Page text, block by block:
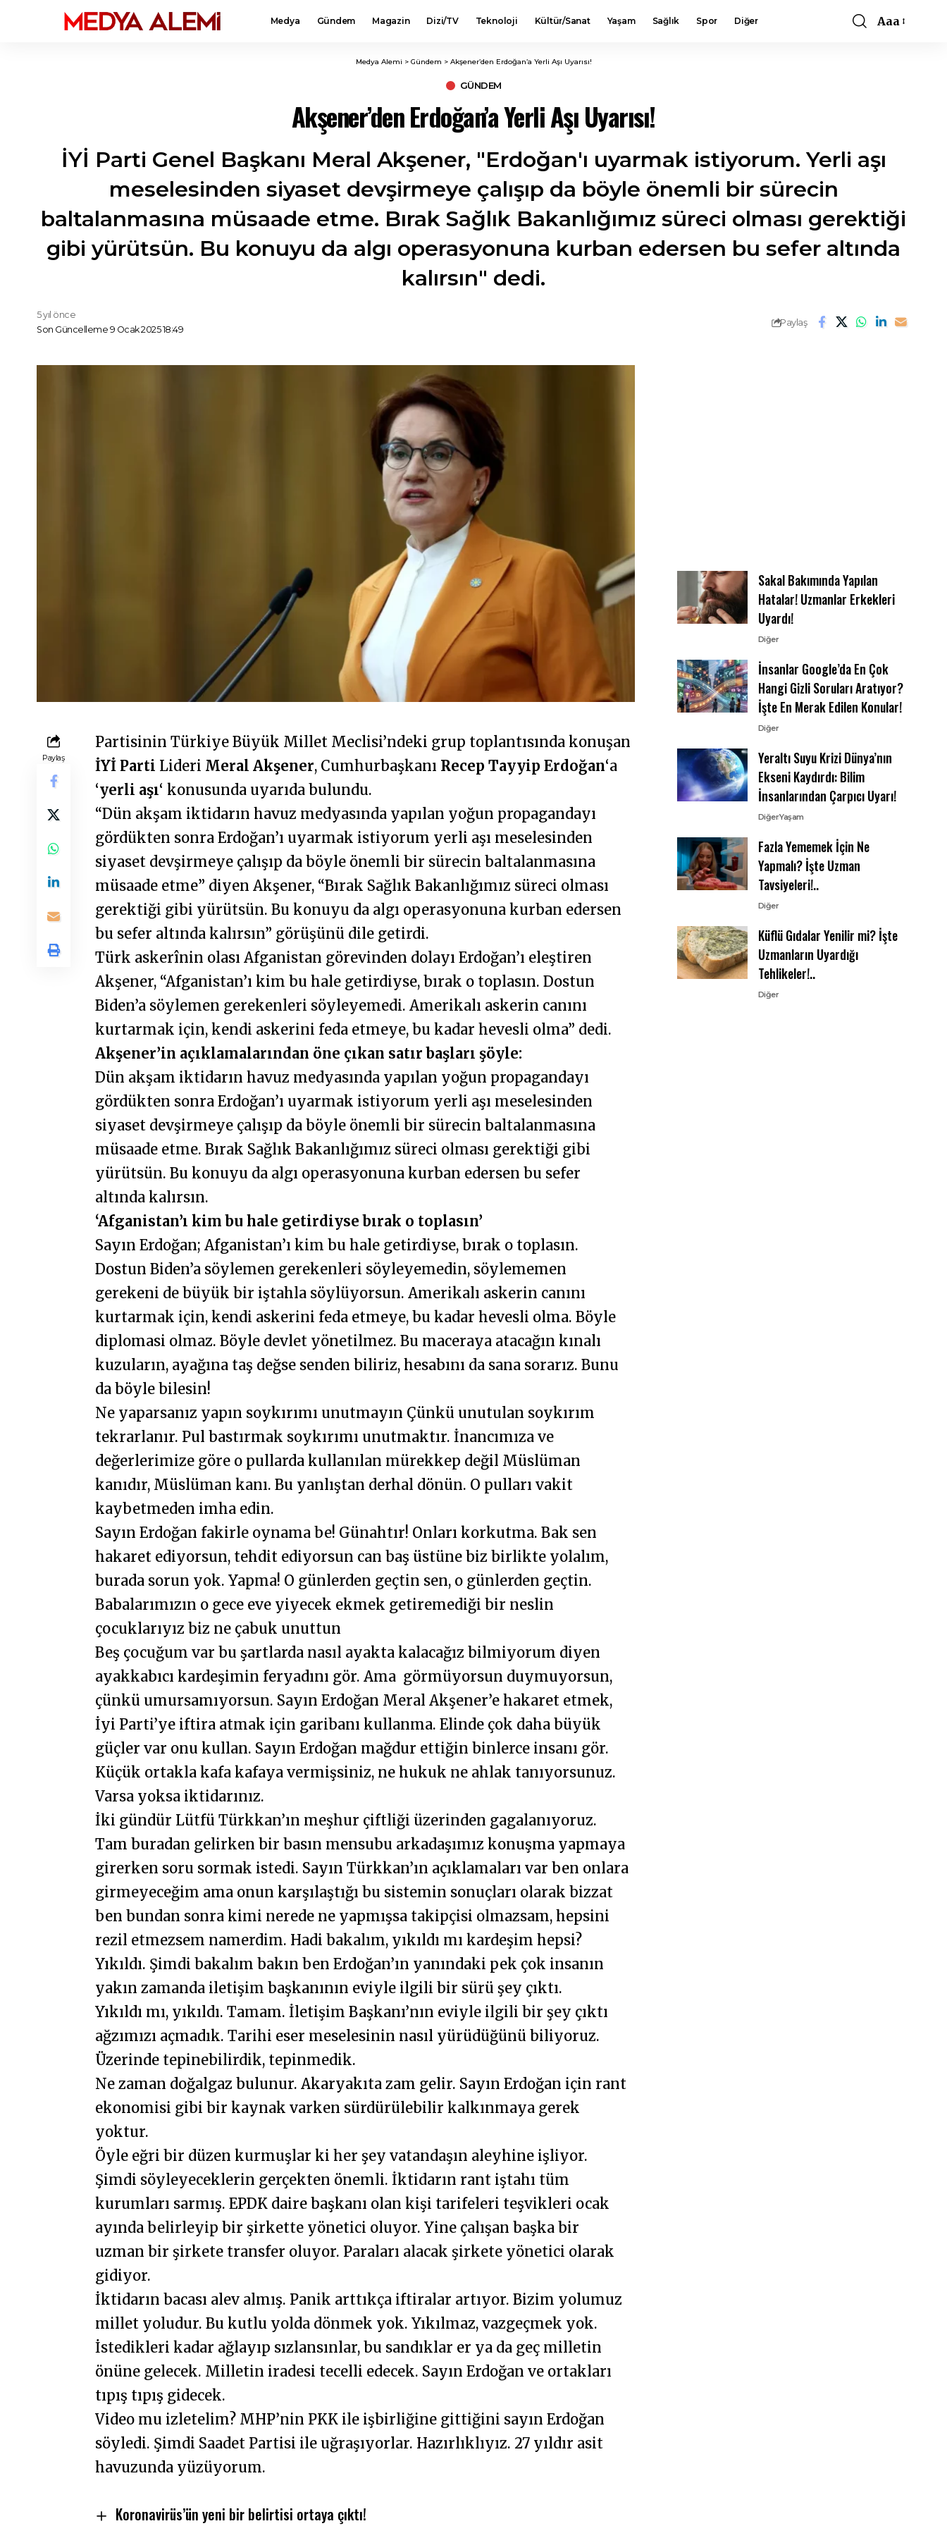
Medya Gündem Magazin Dizi/TV Teknoloji Kültür/Sanat Yaşam Sağlık Spor Diğer
Font
Aaa
Medya Alemi > Gündem > Akşener’den Erdoğan’a Yerli Aşı Uyarısı!
GÜNDEM
Akşener’den Erdoğan’a Yerli Aşı Uyarısı!
İYİ Parti Genel Başkanı Meral Akşener, "Erdoğan'ı uyarmak istiyorum. Yerli aşı
meselesinden siyaset devşirmeye çalışıp da böyle önemli bir sürecin
baltalanmasına müsaade etme. Bırak Sağlık Bakanlığımız süreci olması gerektiği
gibi yürütsün. Bu konuyu da algı operasyonuna kurban edersen bu sefer altında
kalırsın" dedi.
Son Güncelleme 9 Ocak 2025 18:49
5 yıl önce
Paylaş
Paylaş
Partisinin Türkiye Büyük Millet Meclisi’ndeki grup toplantısında konuşan
İYİ Parti Lideri Meral Akşener, Cumhurbaşkanı Recep Tayyip Erdoğan‘a
‘yerli aşı‘ konusunda uyarıda bulundu.
“Dün akşam iktidarın havuz medyasında yapılan yoğun propagandayı
gördükten sonra Erdoğan’ı uyarmak istiyorum yerli aşı meselesinden
siyaset devşirmeye çalışıp da böyle önemli bir sürecin baltalanmasına
müsaade etme” diyen Akşener, “Bırak Sağlık Bakanlığımız süreci olması
gerektiği gibi yürütsün. Bu konuyu da algı operasyonuna kurban edersen
bu sefer altında kalırsın” görüşünü dile getirdi.
Türk askerînin olası Afganistan görevinden dolayı Erdoğan’ı eleştiren
Akşener, “Afganistan’ı kim bu hale getirdiyse, bırak o toplasın. Dostun
Biden’a söylemen gerekenleri söyleyemedi. Amerikalı askerin canını
kurtarmak için, kendi askerini feda etmeye, bu kadar hevesli olma” dedi.
Akşener’in açıklamalarından öne çıkan satır başları şöyle:
Dün akşam iktidarın havuz medyasında yapılan yoğun propagandayı
gördükten sonra Erdoğan’ı uyarmak istiyorum yerli aşı meselesinden
siyaset devşirmeye çalışıp da böyle önemli bir sürecin baltalanmasına
müsaade etme. Bırak Sağlık Bakanlığımız süreci olması gerektiği gibi
yürütsün. Bu konuyu da algı operasyonuna kurban edersen bu sefer
altında kalırsın.
‘Afganistan’ı kim bu hale getirdiyse bırak o toplasın’
Sayın Erdoğan; Afganistan’ı kim bu hale getirdiyse, bırak o toplasın.
Dostun Biden’a söylemen gerekenleri söyleyemedin, söylememen
gerekeni de büyük bir iştahla söylüyorsun. Amerikalı askerin canını
kurtarmak için, kendi askerini feda etmeye, bu kadar hevesli olma. Böyle
diplomasi olmaz. Böyle devlet yönetilmez. Bu maceraya atacağın kınalı
kuzuların, ayağına taş değse senden biliriz, hesabını da sana sorarız. Bunu
da böyle bilesin!
Ne yaparsanız yapın soykırımı unutmayın Çünkü unutulan soykırım
tekrarlanır. Pul bastırmak soykırımı unutmaktır. İnancımıza ve
değerlerimize göre o pullarda kullanılan mürekkep değil Müslüman
kanıdır, Müslüman kanı. Bu yanlıştan derhal dönün. O pulları vakit
kaybetmeden imha edin.
Sayın Erdoğan fakirle oynama be! Günahtır! Onları korkutma. Bak sen
hakaret ediyorsun, tehdit ediyorsun can baş üstüne biz birlikte yolalım,
burada sorun yok. Yapma! O günlerden geçtin sen, o günlerden geçtin.
Babalarımızın o gece eve yiyecek ekmek getiremediği bir neslin
çocuklarıyız biz ne çabuk unuttun
Beş çocuğum var bu şartlarda nasıl ayakta kalacağız bilmiyorum diyen
ayakkabıcı kardeşimin feryadını gör. Ama görmüyorsun duymuyorsun,
çünkü umursamıyorsun. Sayın Erdoğan Meral Akşener’e hakaret etmek,
İyi Parti’ye iftira atmak için garibanı kullanma. Elinde çok daha büyük
güçler var onu kullan. Sayın Erdoğan mağdur ettiğin binlerce insanı gör.
Küçük ortakla kafa kafaya vermişsiniz, ne hukuk ne ahlak tanıyorsunuz.
Varsa yoksa iktidarınız.
İki gündür Lütfü Türkkan’ın meşhur çiftliği üzerinden gagalanıyoruz.
Tam buradan gelirken bir basın mensubu arkadaşımız konuşma yapmaya
girerken soru sormak istedi. Sayın Türkkan’ın açıklamaları var ben onlara
girmeyeceğim ama onun karşılaştığı bu sistemin sonuçları olarak bizzat
ben bundan sonra kimi nerede ne yapmışsa takipçisi olmazsam, hepsini
rezil etmezsem namerdim. Hadi bakalım, yıkıldı mı kardeşim hepsi?
Yıkıldı. Şimdi bakalım bakın ben Erdoğan’ın yanındaki pek çok insanın
yakın zamanda iletişim başkanının eviyle ilgili bir sürü şey çıktı.
Yıkıldı mı, yıkıldı. Tamam. İletişim Başkanı’nın eviyle ilgili bir şey çıktı
ağzımızı açmadık. Tarihi eser meselesinin nasıl yürüdüğünü biliyoruz.
Üzerinde tepinebilirdik, tepinmedik.
Ne zaman doğalgaz bulunur. Akaryakıta zam gelir. Sayın Erdoğan için rant
ekonomisi gibi bir kaynak varken sürdürülebilir kalkınmaya gerek
yoktur.
Öyle eğri bir düzen kurmuşlar ki her şey vatandaşın aleyhine işliyor.
Şimdi söyleyeceklerin gerçekten önemli. İktidarın rant iştahı tüm
kurumları sarmış. EPDK daire başkanı olan kişi tarifeleri teşvikleri ocak
ayında belirleyip bir şirkette yönetici oluyor. Yine çalışan başka bir
uzman bir şirkete transfer oluyor. Paraları alacak şirkete yönetici olarak
gidiyor.
İktidarın bacası alev almış. Panik arttıkça iftiralar artıyor. Bizim yolumuz
millet yoludur. Bu kutlu yolda dönmek yok. Yıkılmaz, vazgeçmek yok.
İstedikleri kadar ağlayıp sızlansınlar, bu sandıklar er ya da geç milletin
önüne gelecek. Milletin iradesi tecelli edecek. Sayın Erdoğan ve ortakları
tıpış tıpış gidecek.
Video mu izletelim? MHP’nin PKK ile işbirliğine gittiğini sayın Erdoğan
söyledi. Şimdi Saadet Partisi ile uğraşıyorlar. Hazırlıklıyız. 27 yıldır asit
havuzunda yüzüyorum.
Koronavirüs’ün yeni bir belirtisi ortaya çıktı!
Sakal Bakımında Yapılan
Hatalar! Uzmanlar Erkekleri
Uyardı!
Diğer
İnsanlar Google’da En Çok
Hangi Gizli Soruları Aratıyor?
İşte En Merak Edilen Konular!
Diğer
Yeraltı Suyu Krizi Dünya’nın
Ekseni Kaydırdı: Bilim
İnsanlarından Çarpıcı Uyarı!
DiğerYaşam
Fazla Yememek İçin Ne
Yapmalı? İşte Uzman
Tavsiyeleri!..
Diğer
Küflü Gıdalar Yenilir mi? İşte
Uzmanların Uyardığı
Tehlikeler!..
Diğer